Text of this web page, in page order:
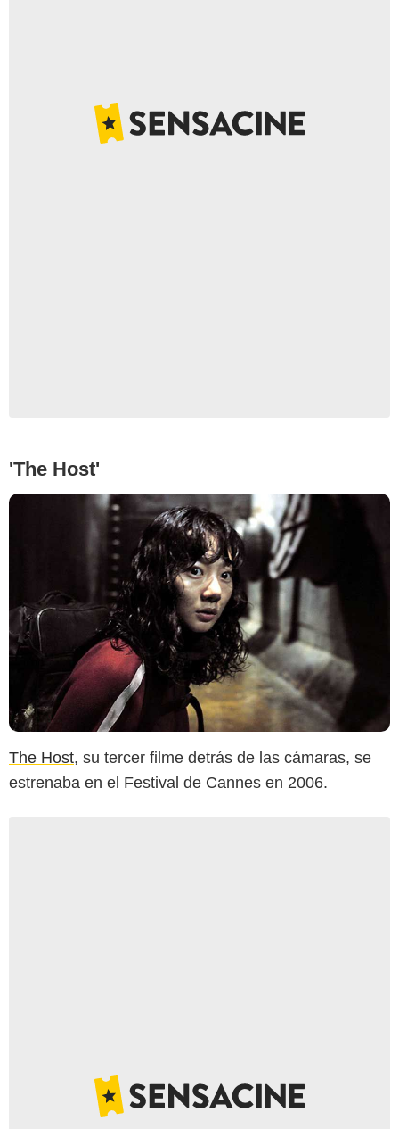
'The Host'
The Host, su tercer filme detrás de las cámaras, se
estrenaba en el Festival de Cannes en 2006.